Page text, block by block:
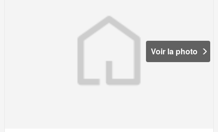
Voir la photo